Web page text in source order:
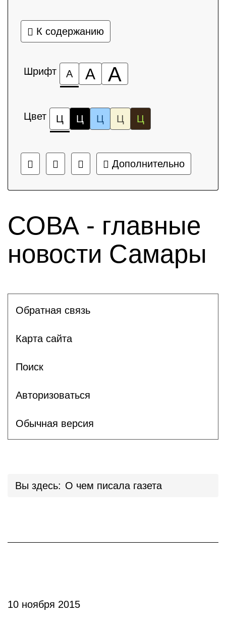
К содержанию
Шрифт А А А
Цвет Ц Ц Ц Ц Ц
Дополнительно
СОВА - главные
новости Самары
Обратная связь
Карта сайта
Поиск
Авторизоваться
Обычная версия
Вы здесь: О чем писала газета
10 ноября 2015